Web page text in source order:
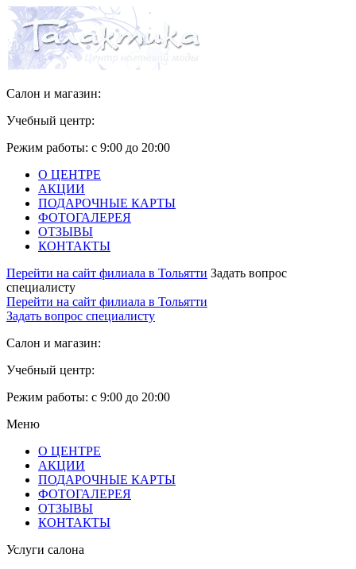
Салон и магазин:
Учебный центр:
Режим работы: с 9:00 до 20:00
О ЦЕНТРЕ
АКЦИИ
ПОДАРОЧНЫЕ КАРТЫ
ФОТОГАЛЕРЕЯ
ОТЗЫВЫ
КОНТАКТЫ
Перейти на сайт филиала в Тольятти Задать вопрос
специалисту
Перейти на сайт филиала в Тольятти
Задать вопрос специалисту
Салон и магазин:
Учебный центр:
Режим работы: с 9:00 до 20:00
Меню
О ЦЕНТРЕ
АКЦИИ
ПОДАРОЧНЫЕ КАРТЫ
ФОТОГАЛЕРЕЯ
ОТЗЫВЫ
КОНТАКТЫ
Услуги салона